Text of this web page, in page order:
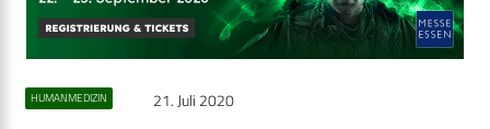
HUMANMEDIZIN 21. Juli 2020